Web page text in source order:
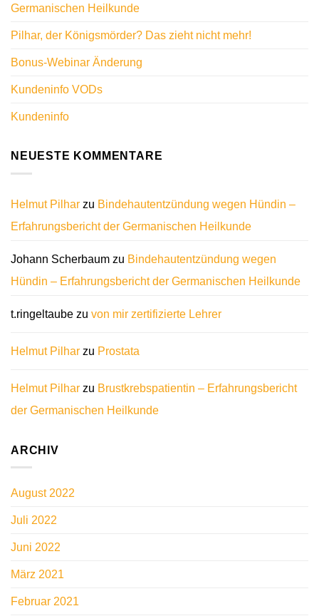
Germanischen Heilkunde
Pilhar, der Königsmörder? Das zieht nicht mehr!
Bonus-Webinar Änderung
Kundeninfo VODs
Kundeninfo
NEUESTE KOMMENTARE
Helmut Pilhar zu Bindehautentzündung wegen Hündin –
Erfahrungsbericht der Germanischen Heilkunde
Johann Scherbaum zu Bindehautentzündung wegen
Hündin – Erfahrungsbericht der Germanischen Heilkunde
t.ringeltaube zu von mir zertifizierte Lehrer
Helmut Pilhar zu Prostata
Helmut Pilhar zu Brustkrebspatientin – Erfahrungsbericht
der Germanischen Heilkunde
ARCHIV
August 2022
Juli 2022
Juni 2022
März 2021
Februar 2021